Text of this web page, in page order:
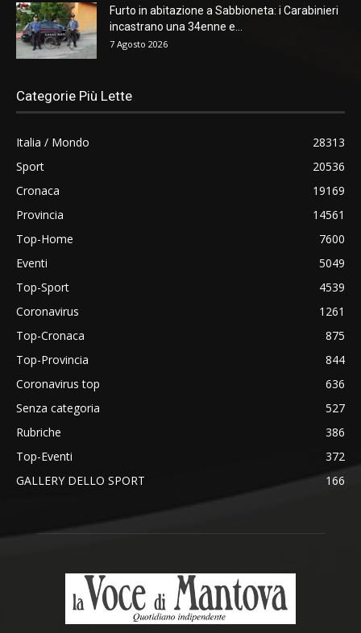
Furto in abitazione a Sabbioneta: i Carabinieri
incastrano una 34enne e...
7 Agosto 2026
Categorie Più Lette
Italia / Mondo
28313
Sport
20536
Cronaca
19169
Provincia
14561
Top-Home
7600
Eventi
5049
Top-Sport
4539
Coronavirus
1261
Top-Cronaca
875
Top-Provincia
844
Coronavirus top
636
Senza categoria
527
Rubriche
386
Top-Eventi
372
GALLERY DELLO SPORT
166